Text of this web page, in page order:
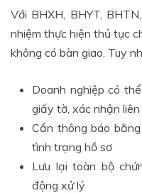
Với BHXH, BHYT,
nhiệm thực hiện thủ tục
không có bàn giao. Tuy
Doanh nghiệp có
giấy tờ, xác nhận liên
Cần thông báo
tình trạng hồ sơ
Lưu lại toàn bộ
động xử lý